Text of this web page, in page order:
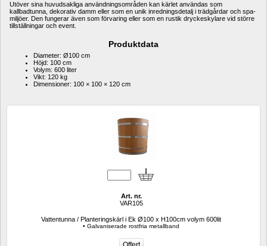
Utöver sina huvudsakliga användningsområden kan kärlet användas som
kallbadtunna, dekorativ damm eller som en unik inredningsdetalj i trädgårdar och spa-
miljöer. Den fungerar även som förvaring eller som en rustik dryckeskylare vid större
tillställningar och event.
Produktdata
Diameter: Ø100 cm
Höjd: 100 cm
Volym: 600 liter
Vikt: 120 kg
Dimensioner: 100 × 100 × 120 cm
Art. nr.
VAR105
Vattentunna / Planteringskärl i Ek Ø100 x H100cm volym 600lit
• Galvaniserade rostfria metallband